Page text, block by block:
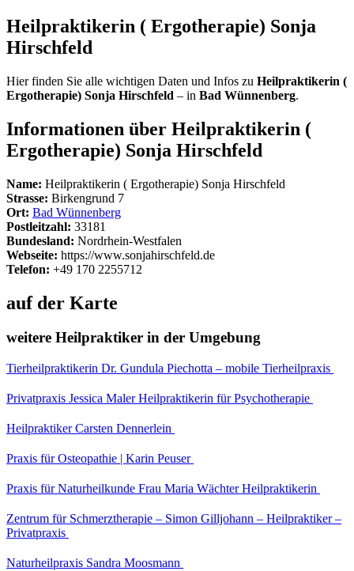
Heilpraktikerin ( Ergotherapie) Sonja
Hirschfeld
Hier finden Sie alle wichtigen Daten und Infos zu Heilpraktikerin (
Ergotherapie) Sonja Hirschfeld – in Bad Wünnenberg.
Informationen über Heilpraktikerin (
Ergotherapie) Sonja Hirschfeld
Name: Heilpraktikerin ( Ergotherapie) Sonja Hirschfeld
Strasse: Birkengrund 7
Ort: Bad Wünnenberg
Postleitzahl: 33181
Bundesland: Nordrhein-Westfalen
Webseite: https://www.sonjahirschfeld.de
Telefon: +49 170 2255712
auf der Karte
weitere Heilpraktiker in der Umgebung
Tierheilpraktikerin Dr. Gundula Piechotta – mobile Tierheilpraxis
Privatpraxis Jessica Maler Heilpraktikerin für Psychotherapie
Heilpraktiker Carsten Dennerlein
Praxis für Osteopathie | Karin Peuser
Praxis für Naturheilkunde Frau Maria Wächter Heilpraktikerin
Zentrum für Schmerztherapie – Simon Gilljohann – Heilpraktiker –
Privatpraxis
Naturheilpraxis Sandra Moosmann